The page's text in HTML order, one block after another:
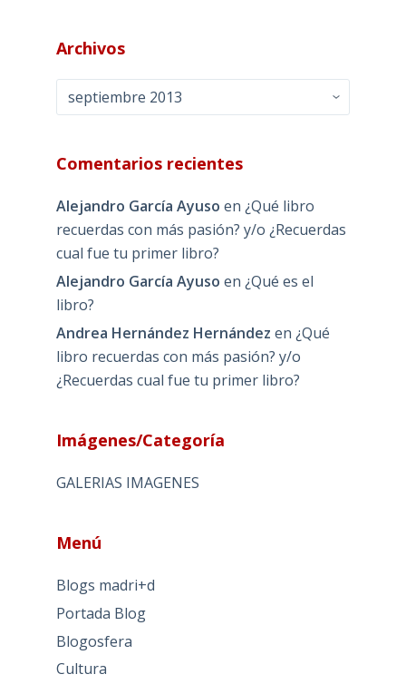
Archivos
Archivos
Comentarios recientes
Alejandro García Ayuso en ¿Qué libro
recuerdas con más pasión? y/o ¿Recuerdas
cual fue tu primer libro?
Alejandro García Ayuso en ¿Qué es el
libro?
Andrea Hernández Hernández en ¿Qué
libro recuerdas con más pasión? y/o
¿Recuerdas cual fue tu primer libro?
Imágenes/Categoría
GALERIAS IMAGENES
Menú
Blogs madri+d
Portada Blog
Blogosfera
Cultura